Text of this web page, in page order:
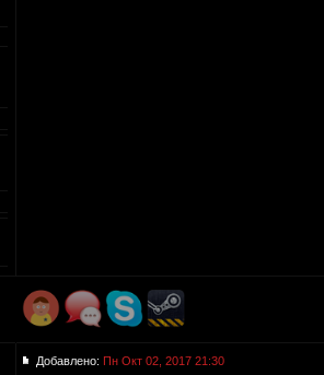
Добавлено: Пн Окт 02, 2017 21:30